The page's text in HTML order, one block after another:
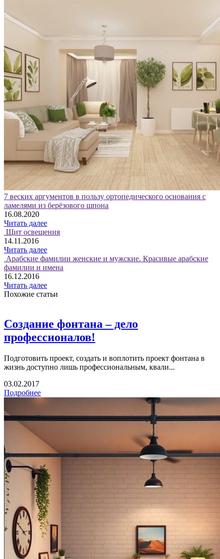
7 веских аргументов в пользу ортопедического основания с
ламелями из берёзового шпона
16.08.2020
Читать далее
Щит освещения
14.11.2016
Читать далее
Арабские фамилии женские и мужские. Красивые арабские
фамилии и имена
16.12.2016
Читать далее
Похожие статьи
Создание фонтана – дело
профессионалов!
Подготовить проект, создать и воплотить проект фонтана в
жизнь доступно лишь профессиональным, квали...
03.02.2017
Подробнее